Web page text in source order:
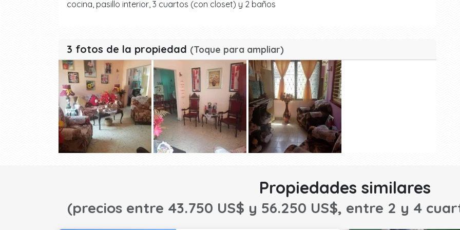
cocina, pasillo interior, 3 cuartos (con closet) y 2 baños
3 fotos de la propiedad (Toque para ampliar)
Propiedades similares
(precios entre 43.750 US$ y 56.250 US$, entre 2 y 4